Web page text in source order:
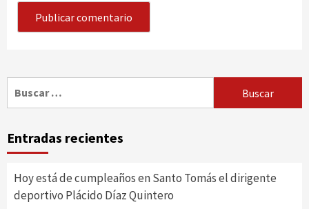
Entradas recientes
Hoy está de cumpleaños en Santo Tomás el dirigente
deportivo Plácido Díaz Quintero